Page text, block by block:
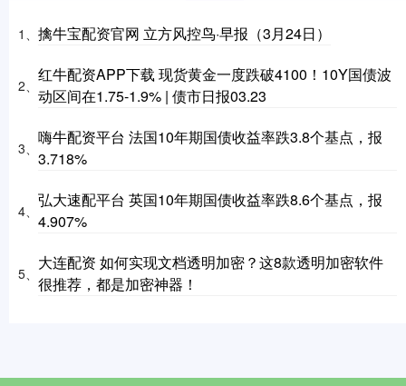
1、 擒牛宝配资官网 立方风控鸟·早报（3月24日）
2、
红牛配资APP下载 现货黄金一度跌破4100！10Y国债波
动区间在1.75-1.9% | 债市日报03.23
3、
嗨牛配资平台 法国10年期国债收益率跌3.8个基点，报
3.718%
4、
弘大速配平台 英国10年期国债收益率跌8.6个基点，报
4.907%
5、
大连配资 如何实现文档透明加密？这8款透明加密软件
很推荐，都是加密神器！